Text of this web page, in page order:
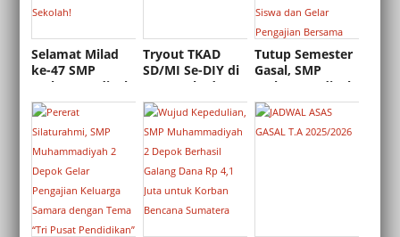
Selamat Milad
ke-47 SMP
Muhammadiyah
2 Depok:
Mengokohkan
Gerakan,
Memajukan
Sekolah!
Tryout TKAD
SD/MI Se-DIY di
SMP Muhadesta
Berlangsung
Meriah
Tutup Semester
Gasal, SMP
Muhammadiyah
2 Depok Berikan
Penghargaan
Karakter Siswa